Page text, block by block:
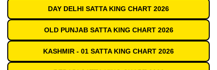
DAY DELHI SATTA KING CHART 2026
OLD PUNJAB SATTA KING CHART 2026
KASHMIR - 01 SATTA KING CHART 2026